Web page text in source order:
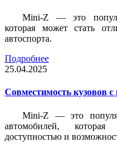
Mini-Z — это
которая может стать
автоспорта.
Подробнее
25.04.2025
Совместимость кузовов
Mini-Z — это
автомобилей,
доступностью и